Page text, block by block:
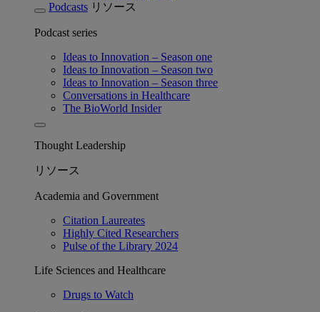
Podcasts リソース
Podcast series
Ideas to Innovation – Season one
Ideas to Innovation – Season two
Ideas to Innovation – Season three
Conversations in Healthcare
The BioWorld Insider
Thought Leadership
リソース
Academia and Government
Citation Laureates
Highly Cited Researchers
Pulse of the Library 2024
Life Sciences and Healthcare
Drugs to Watch